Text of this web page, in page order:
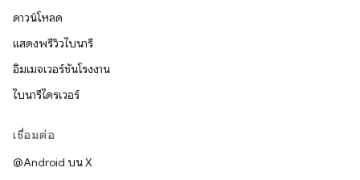
ดาวน์โหลด
แสดงพรีวิวไบนารี
อิมเมจเวอร์ชันโรงงาน
ไบนารีไดรเวอร์
เชื่อมต่อ
@Android บน X